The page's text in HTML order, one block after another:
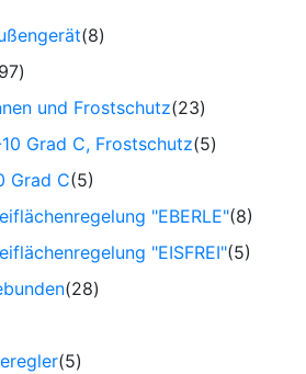
(8)
97)
und Frostschutz(23)
Grad C, Frostschutz(5)
Grad C(5)
"EBERLE"(8)
"EISFREI"(5)
(28)
(5)